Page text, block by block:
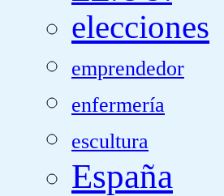
elecciones
emprendedor
enfermería
escultura
España